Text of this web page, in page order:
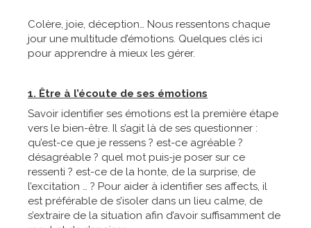
Colère, joie, déception… Nous ressentons chaque
jour une multitude d’émotions. Quelques clés ici
pour apprendre à mieux les gérer.
1. Être à l’écoute de ses émotions
Savoir identifier ses émotions est la première étape
vers le bien-être. Il s’agit là de ses questionner :
qu’est-ce que je ressens ? est-ce agréable ?
désagréable ? quel mot puis-je poser sur ce
ressenti ? est-ce de la honte, de la surprise, de
l’excitation … ? Pour aider à identifier ses affects, il
est préférable de s’isoler dans un lieu calme, de
s’extraire de la situation afin d’avoir suffisamment de